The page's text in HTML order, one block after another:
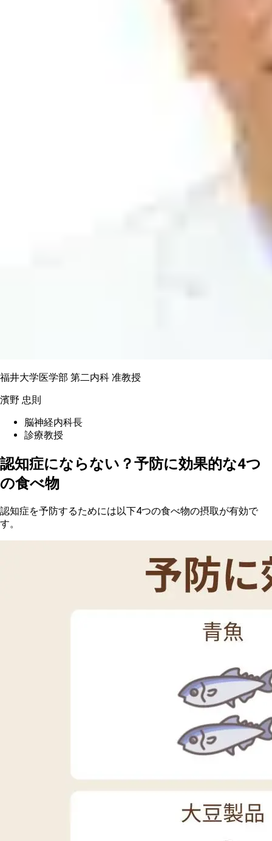
福井大学医学部 第二内科 准教授
濱野 忠則
脳神経内科長
診療教授
認知症にならない？予防に効果的な4つ
の食べ物
認知症を予防するためには以下4つの食べ物の摂取が有効で
す。